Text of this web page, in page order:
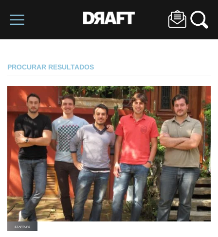
PROCURAR RESULTADOS
STARTUPS